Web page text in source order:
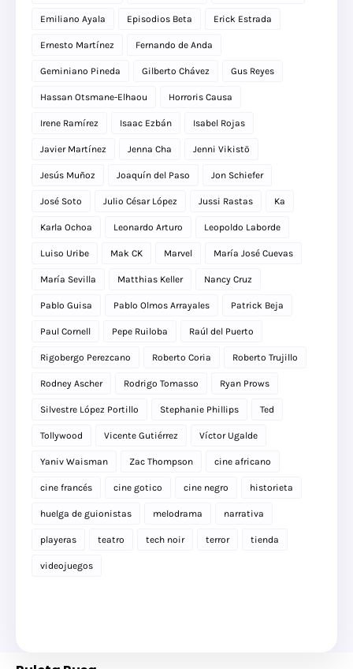
Emiliano Ayala Episodios Beta Erick Estrada
Ernesto Martínez Fernando de Anda
Geminiano Pineda Gilberto Chávez Gus Reyes
Hassan Otsmane-Elhaou Horroris Causa
Irene Ramírez Isaac Ezbán Isabel Rojas
Javier Martínez Jenna Cha Jenni Vikistö
Jesús Muñoz Joaquín del Paso Jon Schiefer
José Soto Julio César López Jussi Rastas Ka
Karla Ochoa Leonardo Arturo Leopoldo Laborde
Luiso Uribe Mak CK Marvel María José Cuevas
María Sevilla Matthias Keller Nancy Cruz
Pablo Guisa Pablo Olmos Arrayales Patrick Beja
Paul Cornell Pepe Ruiloba Raúl del Puerto
Rigobergo Perezcano Roberto Coria Roberto Trujillo
Rodney Ascher Rodrigo Tomasso Ryan Prows
Silvestre López Portillo Stephanie Phillips Ted
Tollywood Vicente Gutiérrez Víctor Ugalde
Yaniv Waisman Zac Thompson cine africano
cine francés cine gotico cine negro historieta
huelga de guionistas melodrama narrativa
playeras teatro tech noir terror tienda
videojuegos